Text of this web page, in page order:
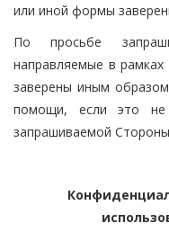
или иной формы
По просьбе
направляемые в
заверены иным
помощи, если это не
запрашиваемой